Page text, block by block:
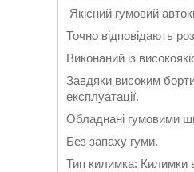
Якісний гумовий
Точно відповідають
Виконаний із
Завдяки високим
експлуатації.
Обладнані гумовими
Без запаху гуми.
Тип килимка: Килимки